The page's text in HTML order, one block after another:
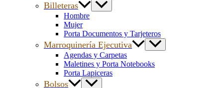
Billeteras
Hombre
Mujer
Porta Documentos y Tarjeteros
Marroquinería Ejecutiva
Agendas y Carpetas
Maletines y Porta Notebooks
Porta Lapiceras
Bolsos